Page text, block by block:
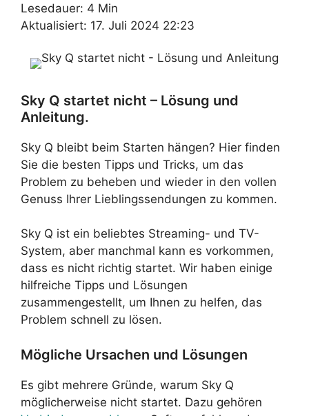
Lesedauer: 4 Min
Aktualisiert: 17. Juli 2024 22:23
Sky Q startet nicht – Lösung und
Anleitung.
Sky Q bleibt beim Starten hängen? Hier finden
Sie die besten Tipps und Tricks, um das
Problem zu beheben und wieder in den vollen
Genuss Ihrer Lieblingssendungen zu kommen.
Sky Q ist ein beliebtes Streaming- und TV-
System, aber manchmal kann es vorkommen,
dass es nicht richtig startet. Wir haben einige
hilfreiche Tipps und Lösungen
zusammengestellt, um Ihnen zu helfen, das
Problem schnell zu lösen.
Mögliche Ursachen und Lösungen
Es gibt mehrere Gründe, warum Sky Q
möglicherweise nicht startet. Dazu gehören